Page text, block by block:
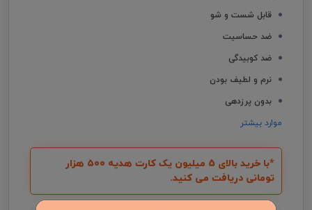
قابل شست و شو
ضد حساسیت
ضد کوبیدگی
نرم و لطیف بودن
بدون پرزدهی
موارد بیشتر
*با خرید بالای 5 میلیون یک کارت هدیه ۵۰۰ هزار
تومانی دریافت می کنید.